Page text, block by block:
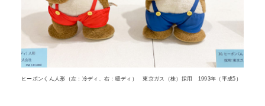
ヒーポンくん人形（左：冷ディ、右：暖ディ） 東京ガス（株）採用 1993年（平成5）